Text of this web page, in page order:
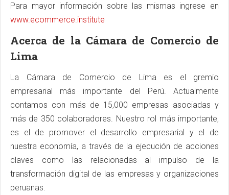
Para mayor información sobre las mismas ingrese en
www.ecommerce.institute
Acerca de la Cámara de Comercio de
Lima
La Cámara de Comercio de Lima es el gremio
empresarial más importante del Perú. Actualmente
contamos con más de 15,000 empresas asociadas y
más de 350 colaboradores. Nuestro rol más importante,
es el de promover el desarrollo empresarial y el de
nuestra economía, a través de la ejecución de acciones
claves como las relacionadas al impulso de la
transformación digital de las empresas y organizaciones
peruanas.